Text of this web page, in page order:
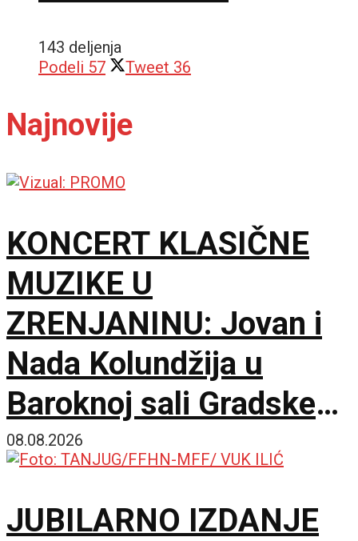
143 deljenja
Podeli 57 Tweet 36
Najnovije
KONCERT KLASIČNE
MUZIKE U
ZRENJANINU: Jovan i
Nada Kolundžija u
Baroknoj sali Gradske
kuće
08.08.2026
JUBILARNO IZDANJE